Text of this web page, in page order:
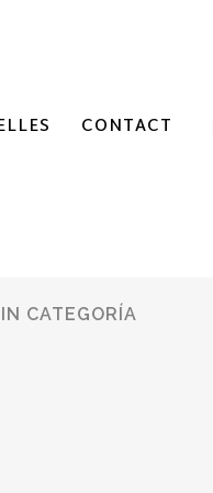
CONTACT
CATEGORÍA